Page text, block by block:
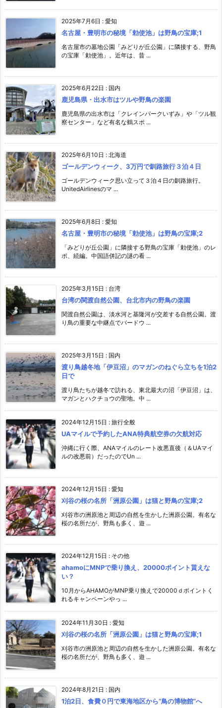
2025年7月6日 : 愛知
名古屋・豊明市の秘境「勅使池」は野鳥の宝庫;1
名古屋市の墓地公園「みどりが丘公園」に隣接する、野鳥
の宝庫「勅使池」。近年は、昔 ...
2025年6月22日 : 国内
鹿児島県・出水市はツルや野鳥の楽園
鹿児島県の出水市は「クレインパークいずみ」や「ツル観
察センター」など有名な鶴スポ ...
2025年6月10日 : 北海道
ゴールデンウィーク、3万円で釧路旅行３泊４日
ゴールデンウィーク思い立って３泊４日の釧路旅行。
UnitedAirlinesのマ ...
2025年6月8日 : 愛知
名古屋・豊明市の秘境「勅使池」は野鳥の宝庫;2
「みどりが丘公園」に隣接する野鳥の宝庫「勅使池」のレ
ポ、続編。中国語併記の謎の看 ...
2025年3月15日 : 台湾
台湾の関渡自然公園、台北市内の野鳥の楽園
関渡自然公園は、淡水河と基隆河が交差する自然公園。渡
り鳥の重要な中継点でバードウ ...
2025年3月15日 : 国内
渡り鳥越冬地「伊豆沼」のマガンのねぐら立ちを1泊2
日で
渡り鳥たちが越冬で訪れる、東北最大の沼「伊豆沼」は、
マガンとハクチョウの聖地。中 ...
2024年12月15日 : 旅行全般
UAマイルで予約したANA特典航空券の欠航対応
沖縄に行く際、ANAマイルのレート改悪直後（＆UAマイ
ルの改悪前）だったのでUn ...
2024年12月15日 : 愛知
刈谷の桜の名所「洲原公園」は猫と野鳥の宝庫;2
刈谷市の洲原池と周辺の自然を生かした洲原公園。有名な
桜の名所だが、野鳥も多く、遊 ...
2024年12月15日 : その他
ahamoにMNPで乗り換え、20000ポイント貰えな
い？
10月からAHAMOがMNP乗り換えで20000ｄポイントく
れるキャンペーンやっ ...
2024年11月30日 : 愛知
刈谷の桜の名所「洲原公園」は猫と野鳥の宝庫;1
刈谷市の洲原池と周辺の自然を生かした洲原公園。有名な
桜の名所だが、野鳥も多く、遊 ...
2024年8月21日 : 国内
1泊2日、食費０円で東海地区から”鳥の博物館”へ